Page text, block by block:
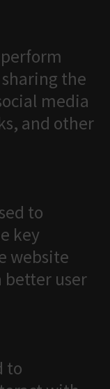
the
media
and other
to
key
website
better user
to